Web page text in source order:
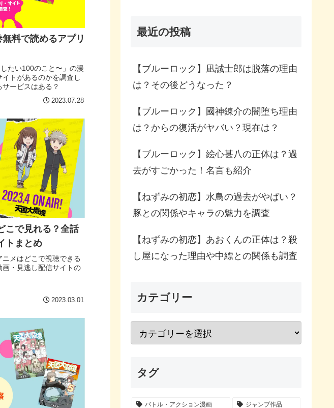
無料で読めるアプリ
たい100のこと〜」の漫
トがあるのかを調査し
ービスはある？
2023.07.28
こで見れる？全話
トまとめ
メはどこで視聴できる
・見逃し配信サイトの
2023.03.01
最近の投稿
【ブルーロック】凪誠士郎は脱落の理由
は？その後どうなった？
【ブルーロック】國神錬介の闇堕ち理由
は？からの復活がヤバい？現在は？
【ブルーロック】絵心甚八の正体は？過
去がすごかった！名言も紹介
【ねずみの初恋】水鳥の過去がやばい？
豚との関係やキャラの魅力を調査
【ねずみの初恋】あおくんの正体は？殺
し屋になった理由や中縹との関係も調査
カテゴリー
タグ
バトル・アクション漫画 ジャンプ作品